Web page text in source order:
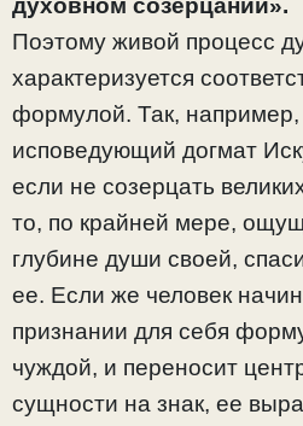
духовном созерцании».
Поэтому живой процесс
характеризуется
формулой. Так, например,
исповедующий догмат
если не созерцать
то, по крайней мере,
глубине души своей,
ее. Если же человек
признании для себя
чуждой, и переносит
сущности на знак, ее